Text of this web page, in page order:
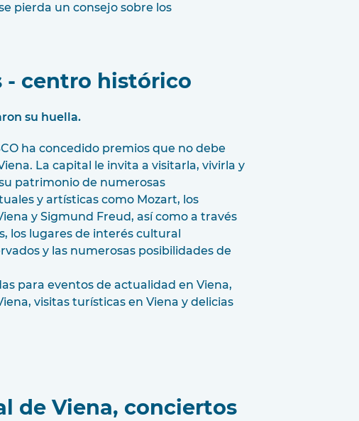
pierda un consejo sobre los
- centro histórico
su huella.
ha concedido premios que no debe
La capital le invita a visitarla, vivirla y
patrimonio de numerosas
y artísticas como Mozart, los
y Sigmund Freud, así como a través
los lugares de interés cultural
y las numerosas posibilidades de
para eventos de actualidad en Viena,
visitas turísticas en Viena y delicias
de Viena, conciertos